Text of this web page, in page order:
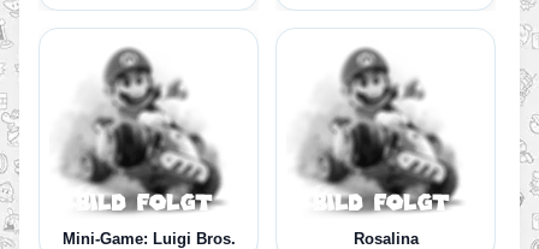
Mini-Game: Luigi Bros. Rosalina